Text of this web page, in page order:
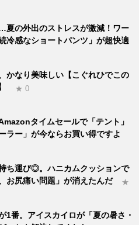
夏の外出のストレスが激減！ワー
冷感なショートパンツ」が超快適
かなり美味しい【こぐれひでこの
★ 0
タイムセールで「テント」
ラー」が今ならお買い得ですよ
ち運び◎。ハニカムクッションで
お尻痛い問題」が消えたんだ
★
1番。アイスカイロが「夏の暑さ・